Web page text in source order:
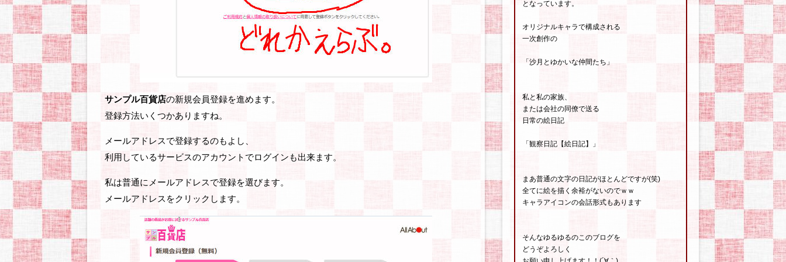
サンプル百貨店の新規会員登録を進めます。
登録方法いくつかありますね。
メールアドレスで登録するのもよし、
利用しているサービスのアカウントでログインも出来ます。
私は普通にメールアドレスで登録を選びます。
メールアドレスをクリックします。
となっています。
オリジナルキャラで構成される
一次創作の
「沙月とゆかいな仲間たち」
私と私の家族、
または会社の同僚で送る
日常の絵日記
「観察日記【絵日記】」
まあ普通の文字の日記がほとんどですが(笑)
全てに絵を描く余裕がないのでｗｗ
キャラアイコンの会話形式もあります
そんなゆるゆるのこのブログを
どうぞよろしく